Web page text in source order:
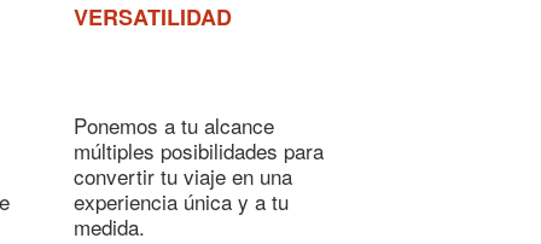
VERSATILIDAD
Ponemos a tu alcance
múltiples posibilidades para
convertir tu viaje en una
experiencia única y a tu
medida.